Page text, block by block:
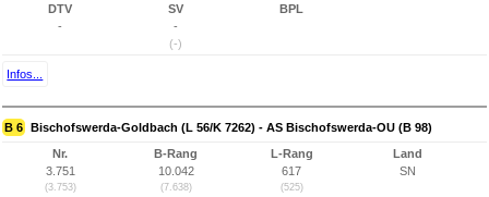
DTV
-
SV
-
(-)
BPL
Infos...
B 6 Bischofswerda-Goldbach (L 56/K 7262) - AS Bischofswerda-OU (B 98)
Nr.
3.751
(3.753)
B-Rang
10.042
(7.638)
L-Rang
617
(525)
Land
SN